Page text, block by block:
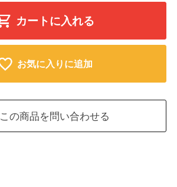
カートに入れる
お気に入りに追加
この商品を問い合わせる